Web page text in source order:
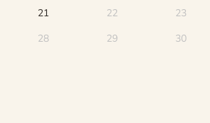
21 22
23
28 29
30